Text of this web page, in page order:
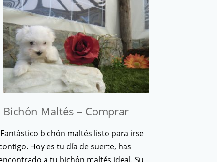
Bichón Maltés – Comprar
bichón maltés listo para irse
Hoy es tu día de suerte, has
a tu bichón maltés ideal. Su